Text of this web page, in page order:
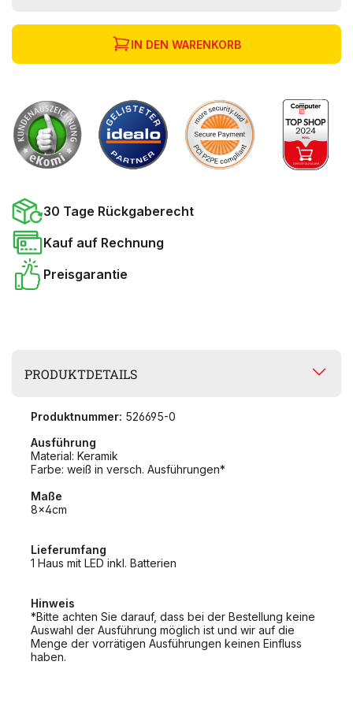
IN DEN WARENKORB
30 Tage Rückgaberecht
Kauf auf Rechnung
Preisgarantie
PRODUKTDETAILS
Produktnummer: 526695-0
Ausführung
Material: Keramik
Farbe: weiß in versch. Ausführungen*
Maße
8x4cm
Lieferumfang
1 Haus mit LED inkl. Batterien
Hinweis
*Bitte achten Sie darauf, dass bei der Bestellung keine
Auswahl der Ausführung möglich ist und wir auf die
Menge der vorrätigen Ausführungen keinen Einfluss
haben.